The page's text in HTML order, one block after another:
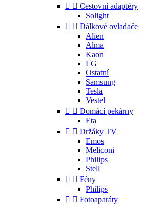
  Cestovní adaptéry
Solight
  Dálkové ovladače
Alien
Alma
Kaon
LG
Ostatní
Samsung
Tesla
Vestel
  Domácí pekárny
Eta
  Držáky TV
Emos
Meliconi
Philips
Stell
  Fény
Philips
  Fotoaparáty